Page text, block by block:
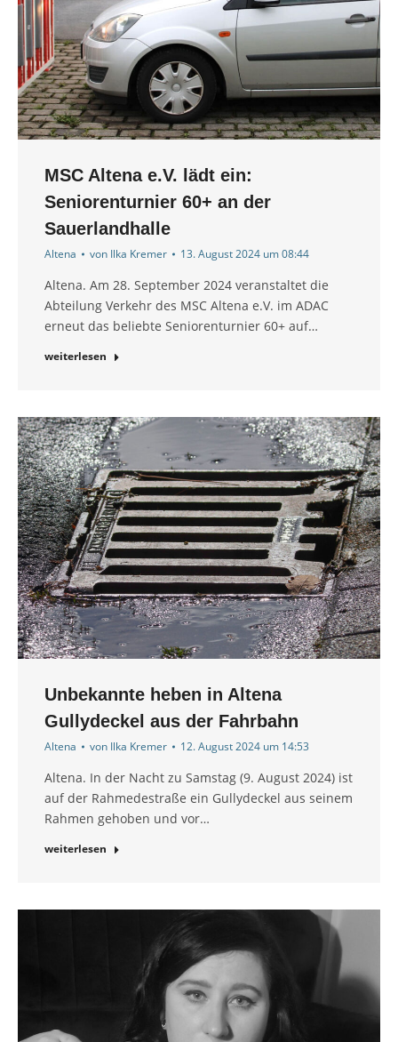
MSC Altena e.V. lädt ein:
Seniorenturnier 60+ an der
Sauerlandhalle
Altena von Ilka Kremer 13. August 2024 um 08:44
Altena. Am 28. September 2024 veranstaltet die
Abteilung Verkehr des MSC Altena e.V. im ADAC
erneut das beliebte Seniorenturnier 60+ auf…
weiterlesen
Unbekannte heben in Altena
Gullydeckel aus der Fahrbahn
Altena von Ilka Kremer 12. August 2024 um 14:53
Altena. In der Nacht zu Samstag (9. August 2024) ist
auf der Rahmedestraße ein Gullydeckel aus seinem
Rahmen gehoben und vor…
weiterlesen